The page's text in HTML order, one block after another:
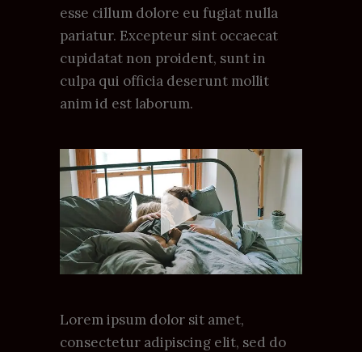
esse cillum dolore eu fugiat nulla
pariatur. Excepteur sint occaecat
cupidatat non proident, sunt in
culpa qui officia deserunt mollit
anim id est laborum.
Lorem ipsum dolor sit amet,
consectetur adipiscing elit, sed do